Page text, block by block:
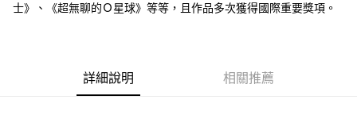
士》、《超無聊的Ｏ星球》等等，且作品多次獲得國際重要獎項。
詳細說明 相關推薦